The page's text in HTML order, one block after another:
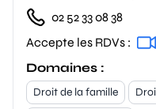
02 52 33 08 38
Accepte les RDVs :
Domaines :
Droit de la famille